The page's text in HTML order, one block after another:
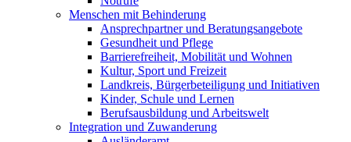
Menschen mit Behinderung
Ansprechpartner und Beratungsangebote
Gesundheit und Pflege
Barrierefreiheit, Mobilität und Wohnen
Kultur, Sport und Freizeit
Landkreis, Bürgerbeteiligung und Initiativen
Kinder, Schule und Lernen
Berufsausbildung und Arbeitswelt
Integration und Zuwanderung